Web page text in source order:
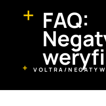
+ FAQ:
VOLTRA /